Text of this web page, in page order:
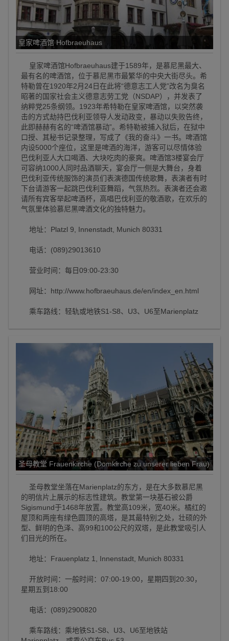
皇家啤酒馆 Hofbraeuhaus
皇家啤酒馆Hofbraeuhaus建于1589年，是慕尼黑最大、
最有名的啤酒馆，位于慕尼黑市最繁华的中央大街尽头。希
特勒曾在1920年2月24日在此将“德意志工人党”改名为臭名
昭著的国家社会主义德意志劳工党（NSDAP），并发表了
纳粹党25条纲领。1923年希特勒在皇家啤酒馆，以突然袭
击的方式劫持巴伐利亚领导人发动政变，暴动以失败告终，
此即赫赫有名的“啤酒馆暴动”。希特勒被捕入狱后，在狱中
口授、其秘书记录整理，写成了《我的奋斗》一书。啤酒馆
内设5000个座位，这里是啤酒的海洋，游客可以尽情体验
巴伐利亚人大口喝酒、大块吃肉的豪爽。啤酒馆3楼宴会厅
可容纳1000人同时品酒聊天，宴会厅一侧是大舞台，身着
巴伐利亚传统服饰的演员们表演德国传统歌舞，表演者有时
下台请游客一起跳巴伐利亚舞蹈，气氛热烈。表演者还会邀
请所有宾客举起啤酒杯，高唱巴伐利亚的敬酒歌，在欢乐的
气氛里体验慕尼黑啤酒文化的独特魅力。
地址：Platzl 9, Innenstadt, Munich 80331
电话：(089)29013610
营业时间：每日09:00-23:30
网址：http://www.hofbraeuhaus.de/en/index_en.html
乘车路线：轻轨或地铁S1-S8、U3、U6至Marienplatz
圣母教堂 Frauenkirche (Domkirche zu unserer lieben Frau)
圣母教堂坐落在Marienplatz的东方，是在大多数慕尼黑
的明信片上展示的标志性建筑。教堂第一块基石被公爵
Sigismund于1468年放置。教堂高109米，宽40米。橘红的
屋顶和两座有绿色圆顶的高塔，是其最特别之处，壮硕的外
型、鲜明的色泽、高99和100公尺的双塔，是此教堂吸引人
们目光的所在。
地址：Frauenplatz 1, Innenstadt, Munich 80331
开放时间：一般时间：07:00-19:00，星期四到20:30，
星期五到18:00
电话：(089)2900820
乘车路线：乘地铁S1-S8、U3、U6至地铁站